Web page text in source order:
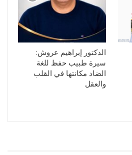
الدكتور إبراهيم عروش:
سيرة طبيب حفظ للغة
الضاد مكانتها في القلب
والعقل